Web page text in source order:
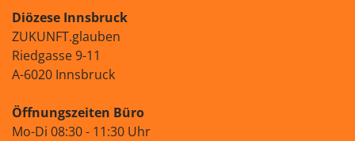
Diözese Innsbruck
ZUKUNFT.glauben
Riedgasse 9-11
A-6020 Innsbruck
Öffnungszeiten Büro
Mo-Di 08:30 - 11:30 Uhr